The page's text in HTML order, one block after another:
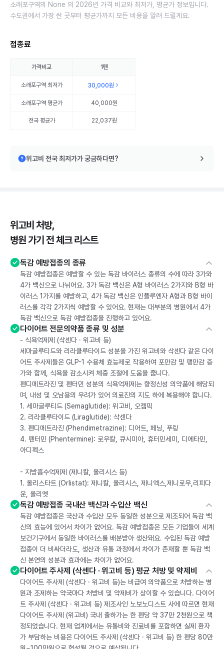
소래포구역의 None 의 2026년 가격 비교와 최저가, 평균가 정보입니다.
수도권에서 가장 싼 곳부터 평균가까지 모든 비용을 알려 드릴게요.
접종료
가격비교 1펜
소래포구역최저가 30,000원
소래포구역평균가 40,000원
전국 평균가 22,037원
위고비 전국 최저가가 궁금하다면?
위고비 처방,
병원 가기 전 체크 리스트
독감 예방접종의 종류
독감 예방접종은 예방할 수 있는 독감 바이러스 종류의 수에 따라 3가와
4가 백신으로 나뉘어요. 3가 독감 백신은 A형 바이러스 2가지와 B형 바
이러스 1가지를 예방하고, 4가 독감 백신은 인플루엔자 A형과 B형 바이
러스를 각각 2가지씩 예방할 수 있어요. 현재는 대부분의 병원에서 4가
독감 백신으로 독감 예방접종을 진행하고 있어요.
다이어트 전문의약품 종류 및 성분
- 식욕억제제 (삭센다 · 위고비 등)
세마글루티드와 리라클루타이드 성분을 가진 위고비와 삭센다 같은 다이
어트 주사제들은 GLP-1 수용체 효능제로 작용하여 포만감 및 팽만감 증
가와 함께, 식욕을 감소시켜 체중 조절에 도움을 줍니다.
펜디메트라진 및 펜터민 성분의 식욕억제제는 향정신성 의약품에 해당되
며, 내성 및 오남용의 우려가 있어 의료진의 지도 하에 복용해야 합니다.
1. 세마글루티드 (Semaglutide): 위고비, 오젬픽
2. 리라클루타이드 (Liraglutide): 삭센다
3. 펜디메트라진 (Phendimetrazine): 디어트, 페닝, 푸링
4. 펜터민 (Phentermine): 로우칼, 큐시미아, 휴터민세미, 디에타민,
아디펙스
- 지방흡수억제제 (제니칼, 올리시스 등)
1. 올리스타트 (Orlistat): 제니칼, 올리시스, 제니엑스,제니로우,리피다
운, 올리엣
독감 예방접종 국내산 백신과 수입산 백신
독감 예방접종은 국산과 수입산 모두 동일한 성분으로 제조되어 독감 백
신의 효능에 있어서 차이가 없어요. 독감 예방접종은 모든 기업들이 세계
보건기구에서 동일한 바이러스를 배분받아 생산돼요. 수입된 독감 예방
접종이 더 비싸더라도, 생산과 유통 과정에서 차이가 존재할 뿐 독감 백
신 본연의 성분과 효과에는 차이가 없어요.
다이어트 주사제 (삭센다 · 위고비 등) 평균 처방 및 약제비
다이어트 주사제 (삭센다 · 위고비 등)는 비급여 의약품으로 처방하는 병
원과 조제하는 약국마다 처방비 및 약제비가 상이할 수 있습니다. 다이어
트 주사제 (삭센다 · 위고비 등) 제조사인 노보노디스트 사에 따르면 현재
다이어트 주사제 (위고비) 국내 출하가는 한 펜당 약 37만 2천원으로 책
정되었습니다. 현재 업계에서는 유통비와 진료비를 포함하면 실제 환자
가 부담하는 비용은 다이어트 주사제 (삭센다 · 위고비 등) 한 펜당 80만